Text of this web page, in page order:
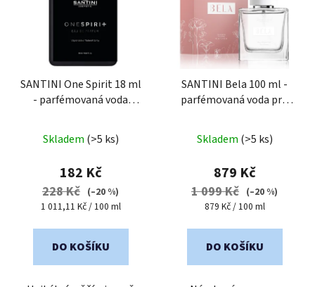
SANTINI One Spirit 18 ml
- parfémovaná voda
balení
Skladem (>5 ks)
182 Kč
228 Kč (–20 %)
Měrná
1 011,11 Kč / 100 ml
DO KOŠÍKU
SANTINI Bela 100 ml -
parfémovaná voda pro
hodnocení
produktu
je
5,0
5
Skladem (>5 ks)
879 Kč
1 099 Kč (–20 %)
Měrná
879 Kč / 100 ml
DO KOŠÍKU